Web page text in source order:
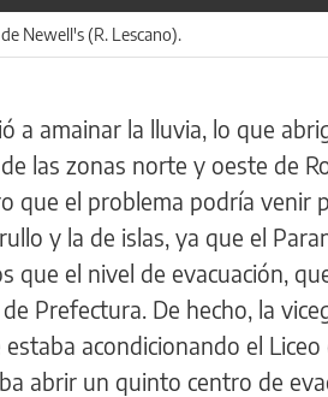
Newell's (R. Lescano).
a amainar la lluvia, lo que
las zonas norte y oeste de
que el problema podría venir
y la de islas, ya que el
que el nivel de evacuación,
Prefectura. De hecho, la
acondicionando el
abrir un quinto centro de